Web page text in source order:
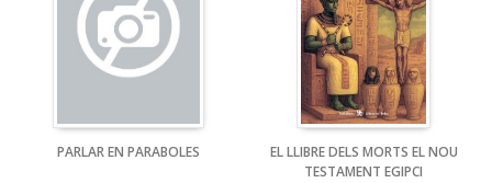
PARLAR EN PARABOLES
EL LLIBRE DELS MORTS EL NOU
TESTAMENT EGIPCI